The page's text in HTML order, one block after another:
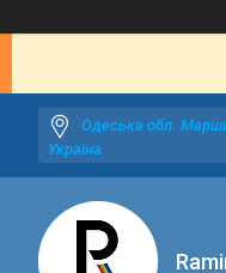
Одеська обл.
Україна